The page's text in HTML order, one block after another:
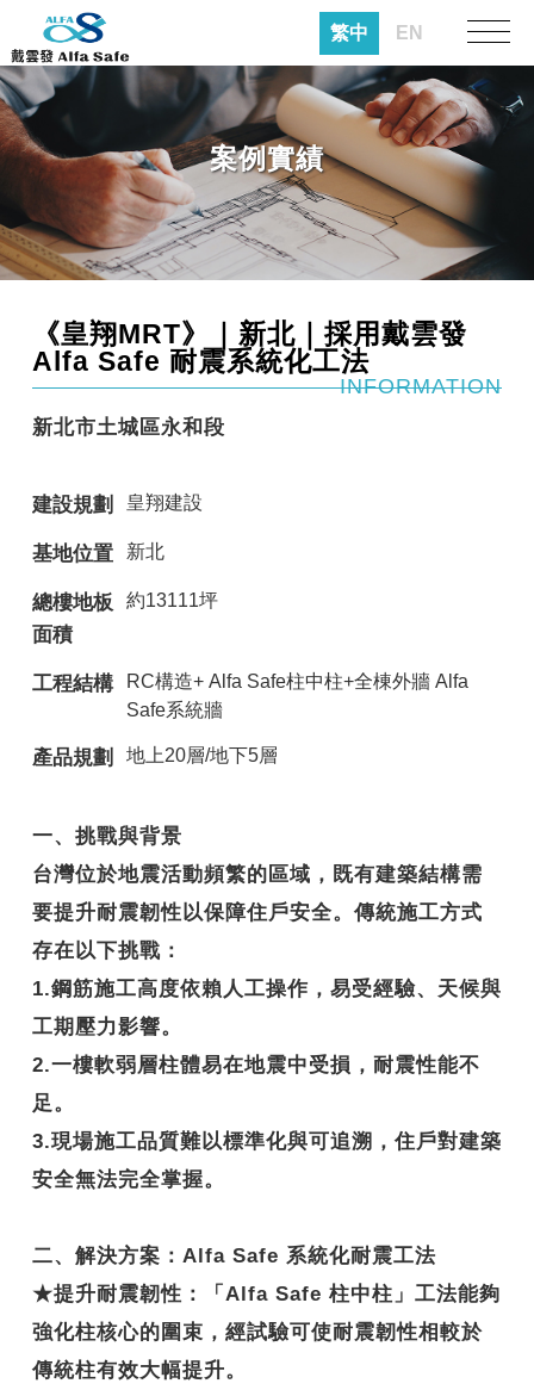
繁中 EN
案例實績
《皇翔MRT》｜新北｜採用戴雲發
Alfa Safe 耐震系統化工法
INFORMATION
新北市土城區永和段
建設規劃 皇翔建設
基地位置 新北
總樓地板
面積
約13111坪
工程結構
RC構造+ Alfa Safe柱中柱+全棟外牆 Alfa
Safe系統牆
產品規劃 地上20層/地下5層
一、挑戰與背景
台灣位於地震活動頻繁的區域，既有建築結構需
要提升耐震韌性以保障住戶安全。傳統施工方式
存在以下挑戰：
1.鋼筋施工高度依賴人工操作，易受經驗、天候與
工期壓力影響。
2.一樓軟弱層柱體易在地震中受損，耐震性能不
足。
3.現場施工品質難以標準化與可追溯，住戶對建築
安全無法完全掌握。
二、解決方案：Alfa Safe 系統化耐震工法
★提升耐震韌性 ：「Alfa Safe 柱中柱」工法能夠
強化柱核心的圍束，經試驗可使耐震韌性相較於
傳統柱有效大幅提升。